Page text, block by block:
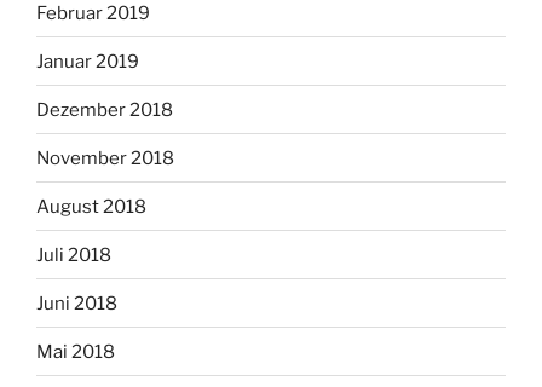
Februar 2019
Januar 2019
Dezember 2018
November 2018
August 2018
Juli 2018
Juni 2018
Mai 2018